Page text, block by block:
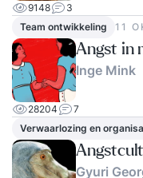
9148
3
Team ontwikkeling
11
Angst in
Inge Mink
28204
7
Verwaarlozing en
Gyuri